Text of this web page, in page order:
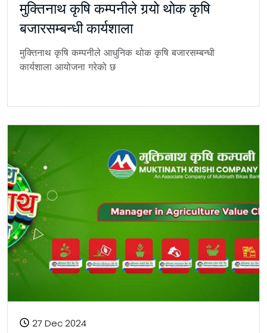
मुक्तिनाथ कृषि कम्पनीले गर्‍यो थोक कृषि
बजारसम्बन्धी कार्यशाला
मुक्तिनाथ कृषि कम्पनीले आधुनिक थोक कृषि बजारसम्बन्धी
कार्यशाला आयोजना गरेको छ
27 Dec 2024